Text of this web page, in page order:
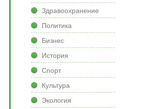
Здравоохранение
Политика
Бизнес
История
Спорт
Культура
Экология